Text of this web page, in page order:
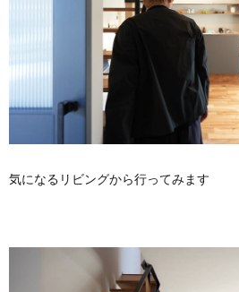
気になるリビングから行ってみます